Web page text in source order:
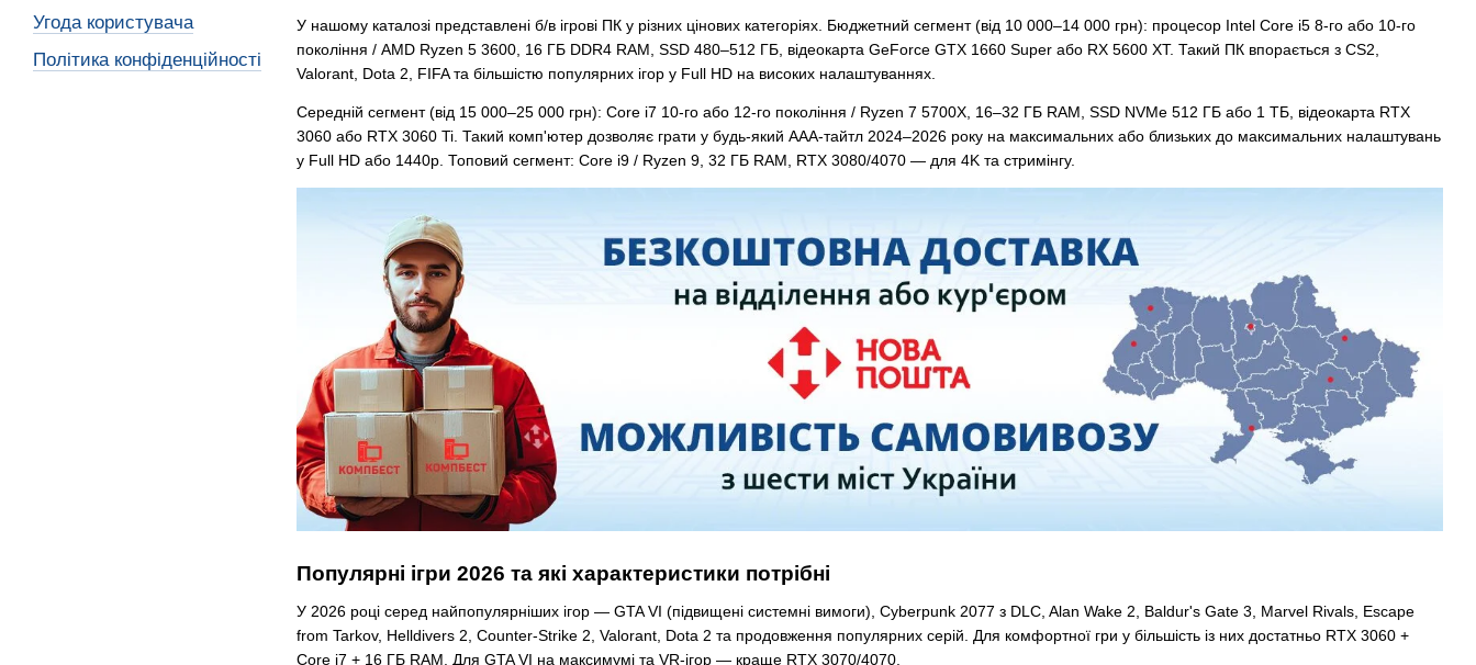
У нашому каталозі представлені б/в ігрові ПК у різних цінових категоріях. Бюджетний сегмент (від 10 000–14 000 грн): процесор Intel Core i5 8-го або 10-го
покоління / AMD Ryzen 5 3600, 16 ГБ DDR4 RAM, SSD 480–512 ГБ, відеокарта GeForce GTX 1660 Super або RX 5600 XT. Такий ПК впорається з CS2,
Valorant, Dota 2, FIFA та більшістю популярних ігор у Full HD на високих налаштуваннях.
Середній сегмент (від 15 000–25 000 грн): Core i7 10-го або 12-го покоління / Ryzen 7 5700X, 16–32 ГБ RAM, SSD NVMe 512 ГБ або 1 ТБ, відеокарта RTX
3060 або RTX 3060 Ti. Такий комп'ютер дозволяє грати у будь-який AAA-тайтл 2024–2026 року на максимальних або близьких до максимальних налаштувань
у Full HD або 1440p. Топовий сегмент: Core i9 / Ryzen 9, 32 ГБ RAM, RTX 3080/4070 — для 4K та стримінгу.
Популярні ігри 2026 та які характеристики потрібні
У 2026 році серед найпопулярніших ігор — GTA VI (підвищені системні вимоги), Cyberpunk 2077 з DLC, Alan Wake 2, Baldur's Gate 3, Marvel Rivals, Escape
from Tarkov, Helldivers 2, Counter-Strike 2, Valorant, Dota 2 та продовження популярних серій. Для комфортної гри у більшість із них достатньо RTX 3060 +
Core i7 + 16 ГБ RAM. Для GTA VI на максимумі та VR-ігор — краще RTX 3070/4070.
Угода користувача
Політика конфіденційності